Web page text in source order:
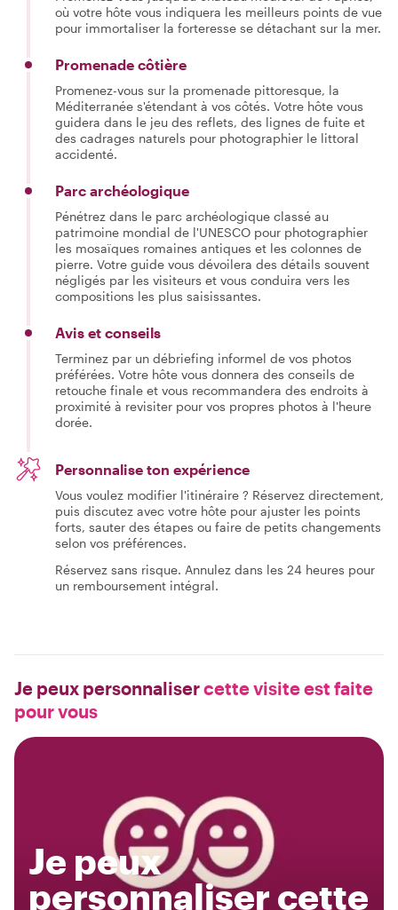
où votre hôte vous indiquera les meilleurs points de vue
pour immortaliser la forteresse se détachant sur la mer.
Promenade côtière
Promenez-vous sur la promenade pittoresque, la
Méditerranée s'étendant à vos côtés. Votre hôte vous
guidera dans le jeu des reflets, des lignes de fuite et
des cadrages naturels pour photographier le littoral
accidenté.
Parc archéologique
Pénétrez dans le parc archéologique classé au
patrimoine mondial de l'UNESCO pour photographier
les mosaïques romaines antiques et les colonnes de
pierre. Votre guide vous dévoilera des détails souvent
négligés par les visiteurs et vous conduira vers les
compositions les plus saisissantes.
Avis et conseils
Terminez par un débriefing informel de vos photos
préférées. Votre hôte vous donnera des conseils de
retouche finale et vous recommandera des endroits à
proximité à revisiter pour vos propres photos à l'heure
dorée.
Personnalise ton expérience
Vous voulez modifier l'itinéraire ? Réservez directement,
puis discutez avec votre hôte pour ajuster les points
forts, sauter des étapes ou faire de petits changements
selon vos préférences.
Réservez sans risque. Annulez dans les 24 heures pour
un remboursement intégral.
Je peux personnalisercette visite est faite
pour vous
Je peux
personnaliser cette